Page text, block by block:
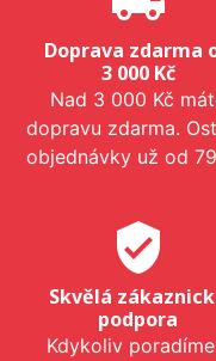
Doprava zdarma
3 000 Kč
Nad 3 000 Kč
dopravu zdarma.
objednávky už od
verified_user
Skvělá
podpora
Kdykoliv